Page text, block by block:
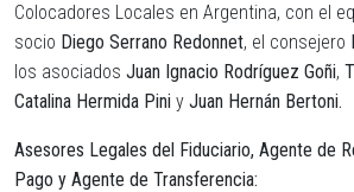
Colocadores Locales en Argentina, con el
socio Diego Serrano Redonnet, el consejero
los asociados Juan Ignacio Rodríguez Goñi,
Catalina Hermida Pini y Juan Hernán Bertoni.
Asesores Legales del Fiduciario, Agente de
Pago y Agente de Transferencia: